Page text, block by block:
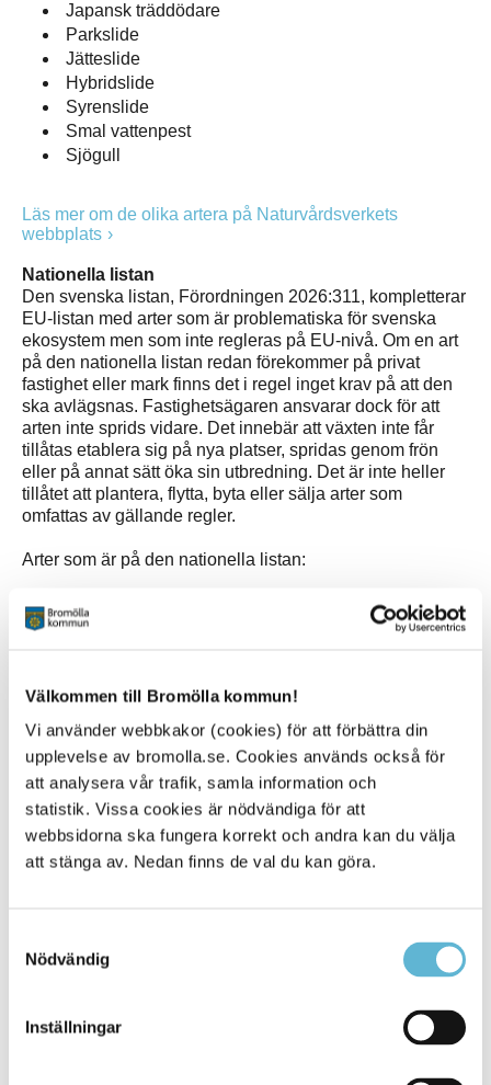
Välkommen till Bromölla kommun!
Vi använder webbkakor (cookies) för att förbättra din
upplevelse av bromolla.se. Cookies används också för
att analysera vår trafik, samla information och
statistik. Vissa cookies är nödvändiga för att
webbsidorna ska fungera korrekt och andra kan du välja
att stänga av. Nedan finns de val du kan göra.
Nödvändig
Inställningar
Japansk träddödare
Parkslide
Jätteslide
Hybridslide
Syrenslide
Smal vattenpest
Sjögull
Läs mer om de olika artera på Naturvårdsverkets
webbplats
Nationella listan
Den svenska listan, Förordningen 2026:311, kompletterar
EU-listan med arter som är problematiska för svenska
ekosystem men som inte regleras på EU-nivå. Om en art
på den nationella listan redan förekommer på privat
fastighet eller mark finns det i regel inget krav på att den
ska avlägsnas. Fastighetsägaren ansvarar dock för att
arten inte sprids vidare. Det innebär att växten inte får
tillåtas etablera sig på nya platser, spridas genom frön
eller på annat sätt öka sin utbredning. Det är inte heller
tillåtet att plantera, flytta, byta eller sälja arter som
omfattas av gällande regler.
Arter som är på den nationella listan:
Blomsterlupin
Sandlupin
Sibiriskt fetblad
Strandkotula
Kanadensiskt gullris
Höstgullris
Spärroxbär.(gäller endast för Gotland och Öland)
Läs mer om de olika arterna på Naturvårdsverkets
Hur en invasiv art ska bekämpas beror på vilken art det
handlar om och var den växer. Det finns olika metoder